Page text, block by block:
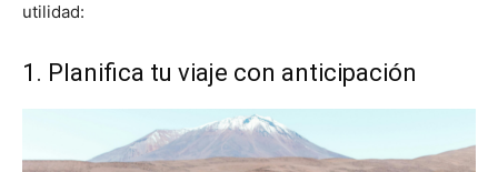
utilidad:
1. Planifica tu viaje con anticipación